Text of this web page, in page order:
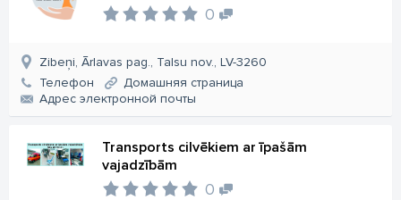
0
Zibeņi, Ārlavas pag., Talsu nov., LV-3260
Телефон
Домашняя страница
Aдрес электронной почты
Transports cilvēkiem ar īpašām
vajadzībām
0